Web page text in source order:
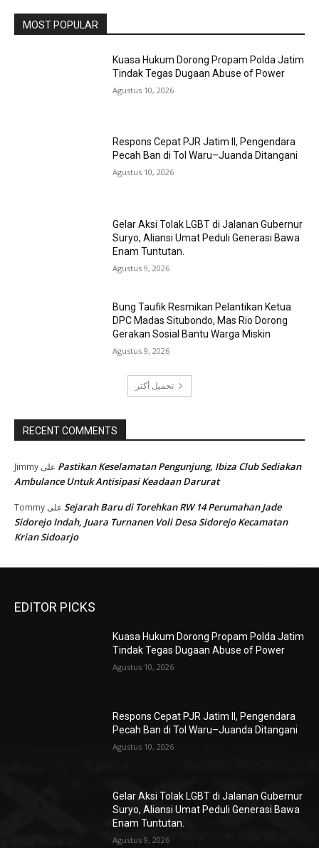
MOST POPULAR
Kuasa Hukum Dorong Propam Polda Jatim
Tindak Tegas Dugaan Abuse of Power
Agustus 10, 2026
Respons Cepat PJR Jatim II, Pengendara
Pecah Ban di Tol Waru–Juanda Ditangani
Agustus 10, 2026
Gelar Aksi Tolak LGBT di Jalanan Gubernur
Suryo, Aliansi Umat Peduli Generasi Bawa
Enam Tuntutan.
Agustus 9, 2026
Bung Taufik Resmikan Pelantikan Ketua
DPC Madas Situbondo, Mas Rio Dorong
Gerakan Sosial Bantu Warga Miskin
Agustus 9, 2026
تحميل أكثر
RECENT COMMENTS
Jimmy
Pastikan Keselamatan Pengunjung, Ibiza Club Sediakan
Ambulance Untuk Antisipasi Keadaan Darurat
Tommy
Sejarah Baru di Torehkan RW 14 Perumahan Jade
Sidorejo Indah, Juara Turnanen Voli Desa Sidorejo Kecamatan
Krian Sidoarjo
EDITOR PICKS
Kuasa Hukum Dorong Propam Polda Jatim
Tindak Tegas Dugaan Abuse of Power
Agustus 10, 2026
Respons Cepat PJR Jatim II, Pengendara
Pecah Ban di Tol Waru–Juanda Ditangani
Agustus 10, 2026
Gelar Aksi Tolak LGBT di Jalanan Gubernur
Suryo, Aliansi Umat Peduli Generasi Bawa
Enam Tuntutan.
Agustus 9, 2026